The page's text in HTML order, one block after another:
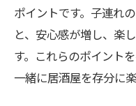
ポイントです。子連れ
と、安心感が増し、楽
す。これらのポイント
一緒に居酒屋を存分に